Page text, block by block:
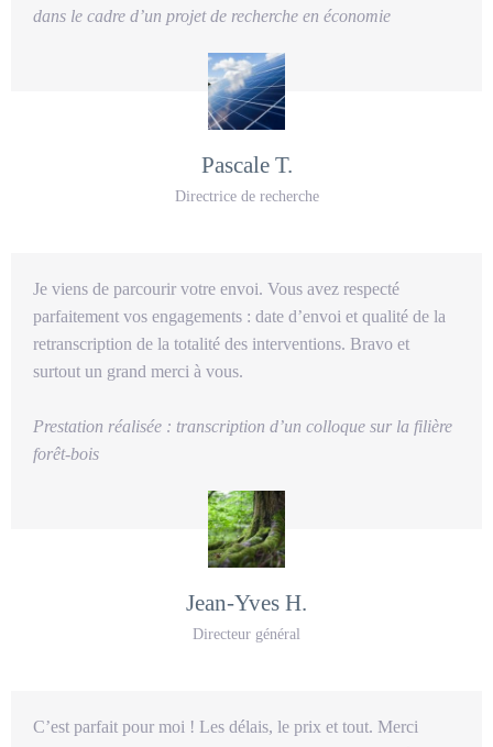
dans le cadre d’un projet de recherche en économie
Pascale T.
Directrice de recherche
Je viens de parcourir votre envoi. Vous avez respecté
parfaitement vos engagements : date d’envoi et qualité de la
retranscription de la totalité des interventions. Bravo et
surtout un grand merci à vous.
Prestation réalisée : transcription d’un colloque sur la filière
forêt-bois
Jean-Yves H.
Directeur général
C’est parfait pour moi ! Les délais, le prix et tout. Merci